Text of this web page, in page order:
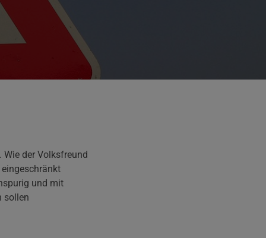
der Volksfreund
und mit
sollen